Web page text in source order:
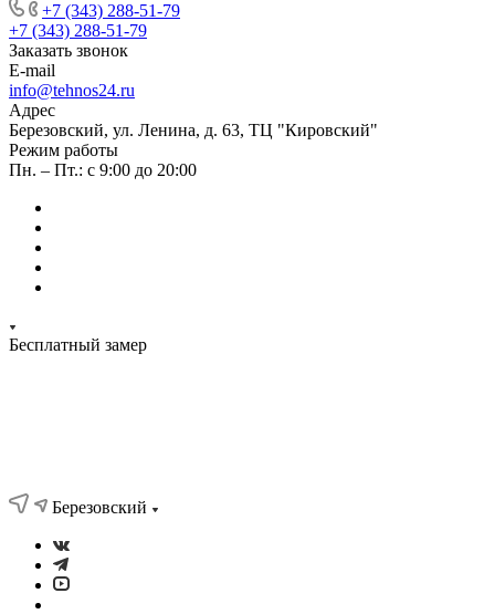
+7 (343) 288-51-79
+7 (343) 288-51-79
Заказать звонок
E-mail
info@tehnos24.ru
Адрес
Березовский, ул. Ленина, д. 63, ТЦ "Кировский"
Режим работы
Пн. – Пт.: с 9:00 до 20:00
Бесплатный замер
Березовский